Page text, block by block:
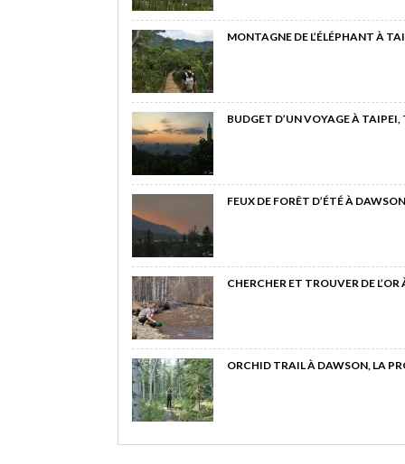
MONTAGNE DE L’ÉLÉPHANT À
BUDGET D’UN VOYAGE À
FEUX DE FORÊT D’ÉTÉ À
CHERCHER ET TROUVER DE
ORCHID TRAIL À DAWSON, LA